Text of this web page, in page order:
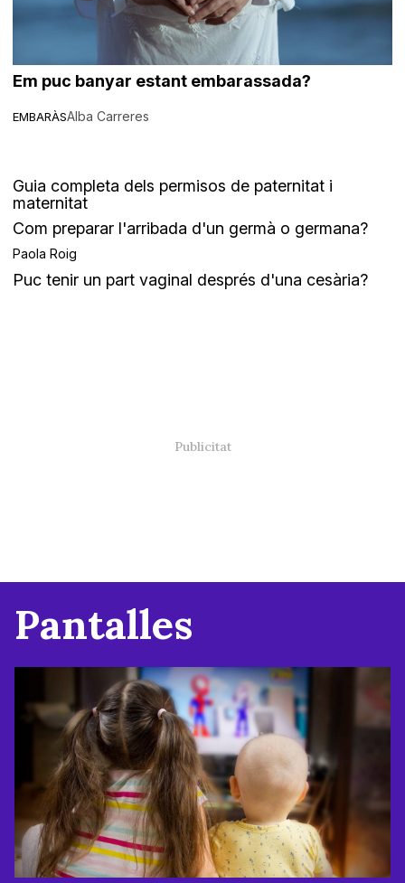
EMBARÀS
Em puc banyar estant embarassada?
Alba Carreres
Guia completa dels permisos de paternitat i
maternitat
Com preparar l'arribada d'un germà o germana?
Paola Roig
Puc tenir un part vaginal després d'una cesària?
Pantalles